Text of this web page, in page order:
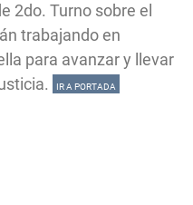
2do. Turno sobre el
trabajando en
para avanzar y llevar
IR A PORTADA